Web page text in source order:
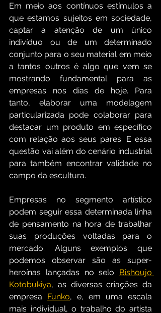
Em meio aos contínuos estímulos a
que estamos sujeitos em sociedade,
captar a atenção de um único
indivíduo ou de um determinado
conjunto para o seu material em meio
a tantos outros é algo que vem se
mostrando fundamental para as
empresas nos dias de hoje. Para
tanto, elaborar uma modelagem
particularizada pode colaborar para
destacar um produto em específico
com relação aos seus pares. E essa
questão vai além do cenário industrial
para também encontrar validade no
campo da escultura.
Empresas no segmento artístico
podem seguir essa determinada linha
de pensamento na hora de trabalhar
suas produções voltadas para o
mercado. Alguns exemplos que
podemos observar são as super-
heroínas lançadas no selo Bishoujo
Kotobukiya, as diversas criações da
empresa Funko, e, em uma escala
mais individual, o trabalho do artista